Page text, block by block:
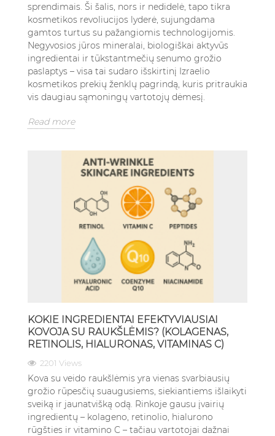
sprendimais. Ši šalis, nors ir nedidelė, tapo tikra
kosmetikos revoliucijos lyderė, sujungdama
gamtos turtus su pažangiomis technologijomis.
Negyvosios jūros mineralai, biologiškai aktyvūs
ingredientai ir tūkstantmečių senumo grožio
paslaptys – visa tai sudaro išskirtinį Izraelio
kosmetikos prekių ženklų pagrindą, kuris pritraukia
vis daugiau sąmoningų vartotojų dėmesį.
Read more
KOKIE INGREDIENTAI EFEKTYVIAUSIAI
KOVOJA SU RAUKŠLĖMIS? (KOLAGENAS,
RETINOLIS, HIALURONAS, VITAMINAS C)
2201 Views
Kova su veido raukšlėmis yra vienas svarbiausių
grožio rūpesčių suaugusiems, siekiantiems išlaikyti
sveiką ir jaunatvišką odą. Rinkoje gausu įvairių
ingredientų – kolageno, retinolio, hialurono
rūgšties ir vitamino C – tačiau vartotojai dažnai